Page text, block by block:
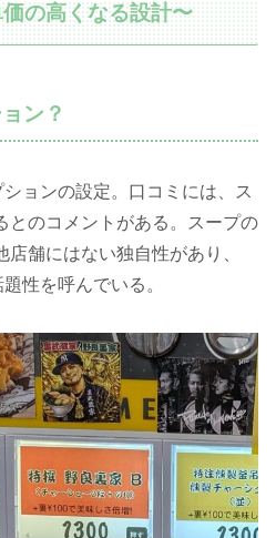
の高くなる設計〜
ン？
ョンの設定。口コミには、ス
とのコメントがある。スープの
舗にはない独自性があり、
性を呼んでいる。